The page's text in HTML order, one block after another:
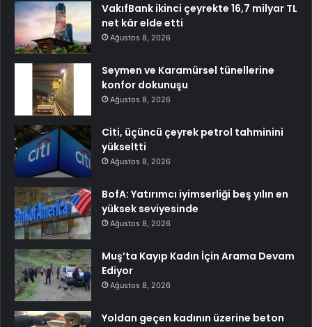
VakıfBank ikinci çeyrekte 16,7 milyar TL
net kâr elde etti
Ağustos 8, 2026
Seymen ve Karamürsel tünellerine
konfor dokunuşu
Ağustos 8, 2026
Citi, üçüncü çeyrek petrol tahminini
yükseltti
Ağustos 8, 2026
BofA: Yatırımcı iyimserliği beş yılın en
yüksek seviyesinde
Ağustos 8, 2026
Muş’ta Kayıp Kadın İçin Arama Devam
Ediyor
Ağustos 8, 2026
Yoldan geçen kadının üzerine beton